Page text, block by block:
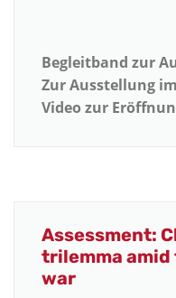
Begleitband zur
Zur Ausstellung
Video zur
Assessment:
trilemma
war